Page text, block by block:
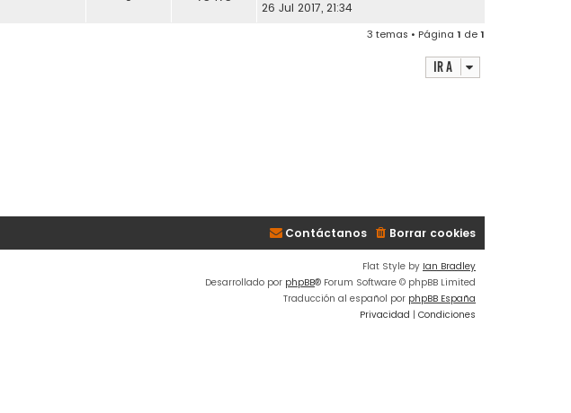
26 Jul 2017, 21:34
3 temas • Página 1 de1
Ir a
Borrar cookies
Contáctanos
Flat Style by Ian Bradley
Desarrollado por phpBB® Forum Software © phpBB Limited
Traducción al español por phpBB España
Privacidad | Condiciones